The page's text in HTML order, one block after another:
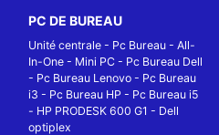
PC DE BUREAU
Unité centrale - Pc Bureau - All-
In-One - Mini PC - Pc Bureau Dell
- Pc Bureau Lenovo - Pc Bureau
i3 - Pc Bureau HP - Pc Bureau i5
- HP PRODESK 600 G1 - Dell
optiplex